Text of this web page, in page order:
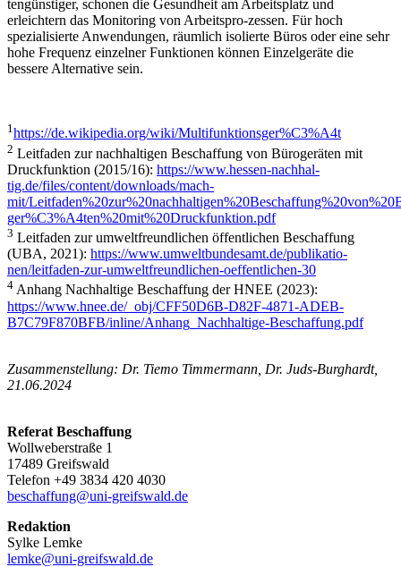
tengünstiger, schonen die Gesundheit am Arbeitsplatz und
erleichtern das Monitoring von Arbeitspro-zessen. Für hoch
spezialisierte Anwendungen, räumlich isolierte Büros oder eine sehr
hohe Frequenz einzelner Funktionen können Einzelgeräte die
bessere Alternative sein.
1https://de.wikipedia.org/wiki/Multifunktionsger%C3%A4t
2 Leitfaden zur nachhaltigen Beschaffung von Bürogeräten mit
Druckfunktion (2015/16): https://www.hessen-nachhal-
tig.de/files/content/downloads/mach-
mit/
ger%C3%A4ten%20mit%20Druckfunktion.pdf
3 Leitfaden zur umweltfreundlichen öffentlichen Beschaffung
(UBA, 2021): https://www.umweltbundesamt.de/publikatio-
nen/leitfaden-zur-umweltfreundlichen-oeffentlichen-30
4 Anhang Nachhaltige Beschaffung der HNEE (2023):
https://www.hnee.de/_obj/CFF50D6B-D82F-4871-ADEB-
B7C79F870BFB/inline/Anhang_Nachhaltige-Beschaffung.pdf
Zusammenstellung: Dr. Tiemo Timmermann, Dr. Juds-Burghardt,
21.06.2024
Referat Beschaffung
Wollweberstraße 1
17489 Greifswald
Telefon +49 3834 420 4030
beschaffung@uni-greifswald.de
Redaktion
Sylke Lemke
lemke@uni-greifswald.de